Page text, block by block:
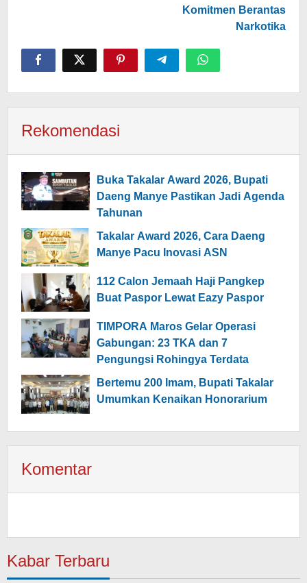
Komitmen Berantas
Narkotika
Rekomendasi
Buka Takalar Award 2026, Bupati
Daeng Manye Pastikan Jadi Agenda
Tahunan
Takalar Award 2026, Cara Daeng
Manye Pacu Inovasi ASN
112 Calon Jemaah Haji Pangkep
Buat Paspor Lewat Eazy Paspor
TIMPORA Maros Gelar Operasi
Gabungan: 23 TKA dan 7
Pengungsi Rohingya Terdata
Bertemu 200 Imam, Bupati Takalar
Umumkan Kenaikan Honorarium
Komentar
Kabar Terbaru